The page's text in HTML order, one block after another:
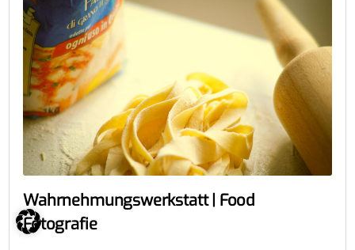
Wahrnehmungswerkstatt | Food
Fotografie